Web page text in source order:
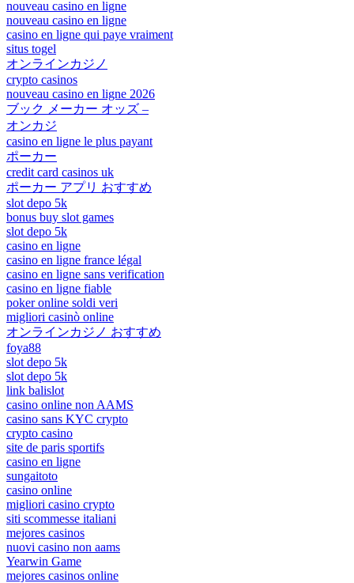
nouveau casino en ligne
nouveau casino en ligne
casino en ligne qui paye vraiment
situs togel
オンラインカジノ
crypto casinos
nouveau casino en ligne 2026
ブック メーカー オッズ –
オンカジ
casino en ligne le plus payant
ポーカー
credit card casinos uk
ポーカー アプリ おすすめ
slot depo 5k
bonus buy slot games
slot depo 5k
casino en ligne
casino en ligne france légal
casino en ligne sans verification
casino en ligne fiable
poker online soldi veri
migliori casinò online
オンラインカジノ おすすめ
foya88
slot depo 5k
slot depo 5k
link balislot
casino online non AAMS
casino sans KYC crypto
crypto casino
site de paris sportifs
casino en ligne
sungaitoto
casino online
migliori casino crypto
siti scommesse italiani
mejores casinos
nuovi casino non aams
Yearwin Game
mejores casinos online